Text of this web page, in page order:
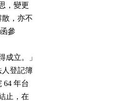
，變更
散，亦不
函參
成立。」
人登記簿
64 年台
止，在